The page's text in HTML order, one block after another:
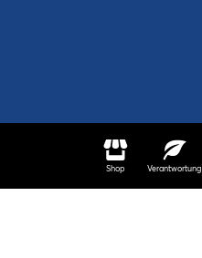
Shop Verantwortung